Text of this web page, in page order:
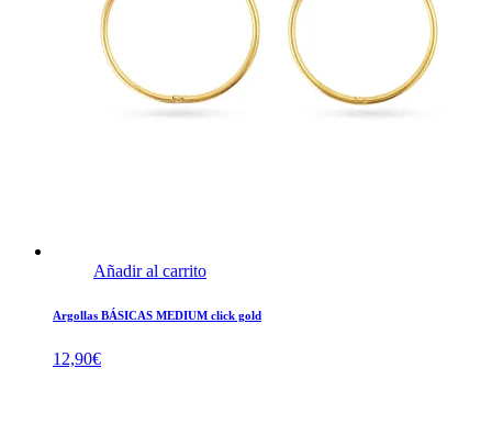
Añadir al carrito
Argollas BÁSICAS MEDIUM click gold
12,90€